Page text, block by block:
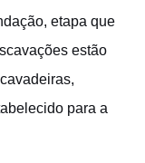
etapa que
estão
para a